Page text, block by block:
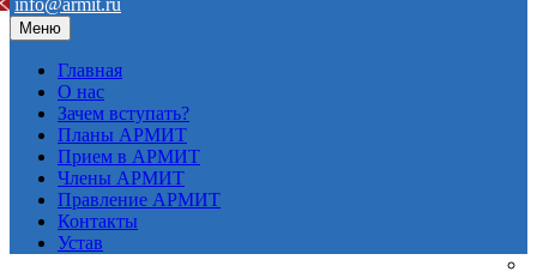
info@armit.ru
Меню
Главная
О нас
Зачем вступать?
Планы АРМИТ
Прием в АРМИТ
Члены АРМИТ
Правление АРМИТ
Контакты
Устав